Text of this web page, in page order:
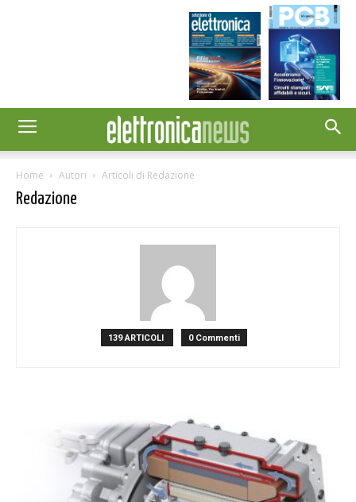
Home Autori Articoli di Redazione
Redazione
139 ARTICOLI 0 Commenti